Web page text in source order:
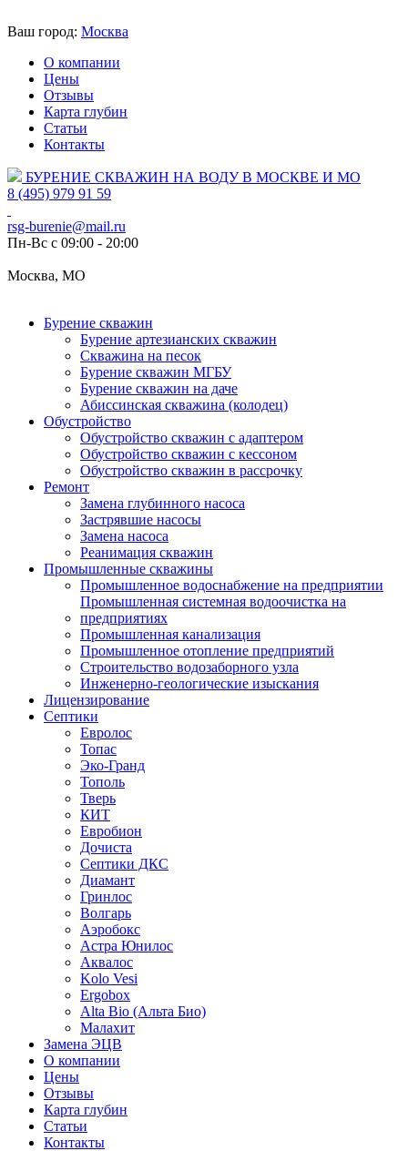
Ваш город: Москва
О компании
Цены
Отзывы
Карта глубин
Статьи
Контакты
БУРЕНИЕ СКВАЖИН НА ВОДУ В МОСКВЕ И МО
8 (495) 979 91 59
rsg-burenie@mail.ru
Пн-Вс с 09:00 - 20:00
Москва, МО
Бурение скважин
Бурение артезианских скважин
Скважина на песок
Бурение скважин МГБУ
Бурение скважин на даче
Абиссинская скважина (колодец)
Обустройство
Обустройство скважин с адаптером
Обустройство скважин с кессоном
Обустройство скважин в рассрочку
Ремонт
Замена глубинного насоса
Застрявшие насосы
Замена насоса
Реанимация скважин
Промышленные скважины
Промышленное водоснабжение на предприятии
Промышленная системная водоочистка на
предприятиях
Промышленная канализация
Промышленное отопление предприятий
Cтроительство водозаборного узла
Инженерно-геологические изыскания
Лицензирование
Септики
Евролос
Топас
Эко-Гранд
Тополь
Тверь
КИТ
Евробион
Дочиста
Септики ДКС
Диамант
Гринлос
Волгарь
Аэробокс
Астра Юнилос
Аквалос
Kolo Vesi
Ergobox
Alta Bio (Альта Био)
Малахит
Замена ЭЦВ
О компании
Цены
Отзывы
Карта глубин
Статьи
Контакты